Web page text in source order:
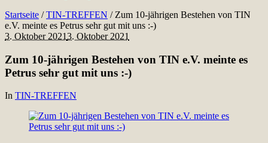
Startseite /TIN-TREFFEN / Zum 10-jährigen Bestehen von TIN
e.V. meinte es Petrus sehr gut mit uns :-)
3. Oktober 20213. Oktober 2021
Zum 10-jährigen Bestehen von TIN e.V. meinte es
Petrus sehr gut mit uns :-)
In TIN-TREFFEN